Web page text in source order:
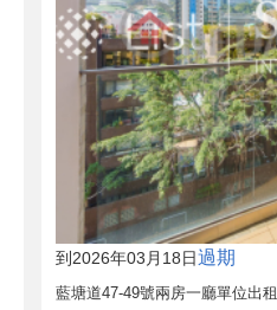
到2026年03月18日過期
藍塘道47-49號兩房一廳單位出租